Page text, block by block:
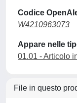
Codice
W4210963073
Appare nelle
01.01 - Articolo
File in questo